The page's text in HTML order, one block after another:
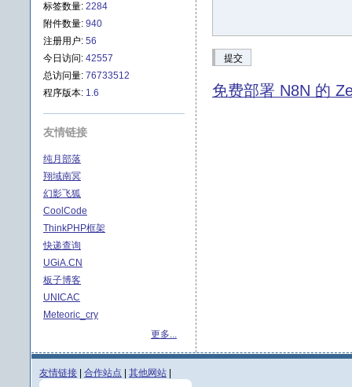
提交
免费部署 N8N 的
标签数量: 2284
附件数量: 940
注册用户: 56
今日访问: 42557
总访问量: 76733512
程序版本: 1.6
友情链接
纯月部落
翔域南冥
幻影飞狐
CoolCode
ThinkPHP框架
快递查询
UGiA.CN
板子博客
UNICAC
Meteoric_cry
更多...
友情链接 合作站点 其他网站